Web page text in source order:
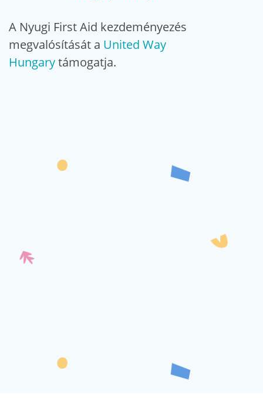
A Nyugi First Aid kezdeményezés
megvalósítását a United Way
Hungarytámogatja.